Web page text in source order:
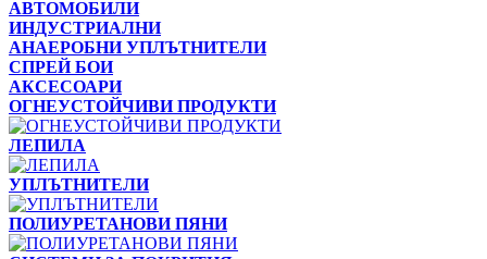
АВТОМОБИЛИ
ИНДУСТРИАЛНИ
АНАЕРОБНИ УПЛЪТНИТЕЛИ
СПРЕЙ БОИ
АКСЕСОАРИ
ОГНЕУСТОЙЧИВИ ПРОДУКТИ
ЛЕПИЛА
УПЛЪТНИТЕЛИ
ПОЛИУРЕТАНОВИ ПЯНИ